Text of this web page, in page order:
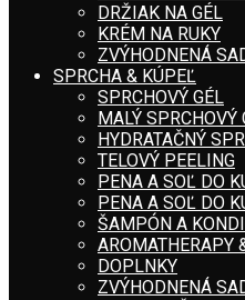
DRŽIAK NA GÉL
KRÉM NA RUKY
ZVÝHODNENÁ
SPRCHA & KÚPEĽ
SPRCHOVÝ GÉL
MALÝ SPRCHOVÝ
HYDRATAČNÝ
TELOVÝ PEELING
PENA A SOĽ DO
PENA A SOĽ DO
ŠAMPÓN A
AROMATHERAPY
DOPLNKY
ZVÝHODNENÁ